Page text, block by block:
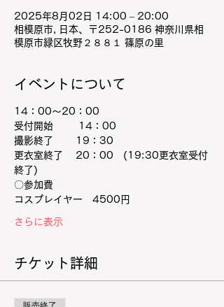
2025年8月02日 14:00 – 20:00
相模原市, 日本、〒252-0186 神奈川県相
模原市緑区牧野２８８１ 篠原の里
イベントについて
14：00～20：00
受付開始　 　 14：00
撮影終了　 　19：30
更衣室終了 　20：00　(19:30更衣室受付
終了)
〇参加費
コスプレイヤー　4500円
さらに表示
チケット詳細